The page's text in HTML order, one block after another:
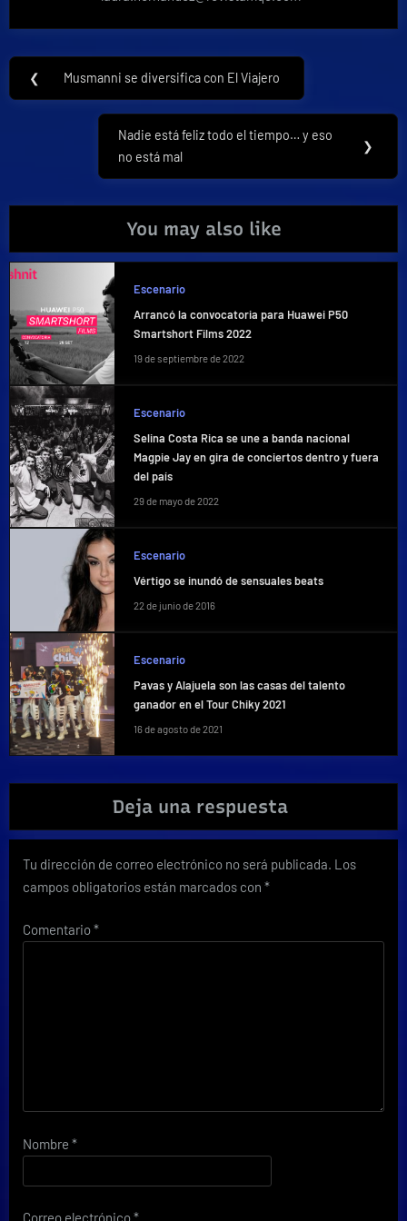
Navegación
de
❮
Previous
Musmanni se diversifica con El Viajero
Next
Post:
Nadie está feliz todo el tiempo… y eso
no está mal
❯
You may also like
Escenario
Arrancó la convocatoria para Huawei P50
Smartshort Films 2022
19 de septiembre de 2022
Escenario
Selina Costa Rica se une a banda nacional
Magpie Jay en gira de conciertos dentro y fuera
del país
29 de mayo de 2022
Escenario
Vértigo se inundó de sensuales beats
22 de junio de 2016
Escenario
Pavas y Alajuela son las casas del talento
ganador en el Tour Chiky 2021
16 de agosto de 2021
Deja una respuesta
Tu dirección de correo electrónico no será publicada. Los
campos obligatorios están marcados con *
Comentario*
Nombre *
Correo electrónico*